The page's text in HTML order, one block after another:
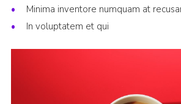
Minima inventore numquam at
In voluptatem et qui